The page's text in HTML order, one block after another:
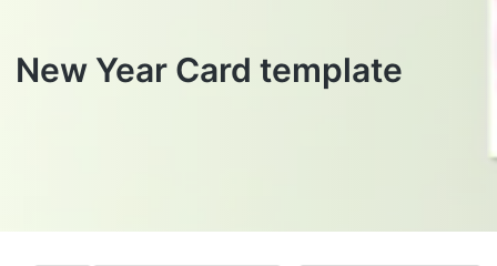
New Year Card template